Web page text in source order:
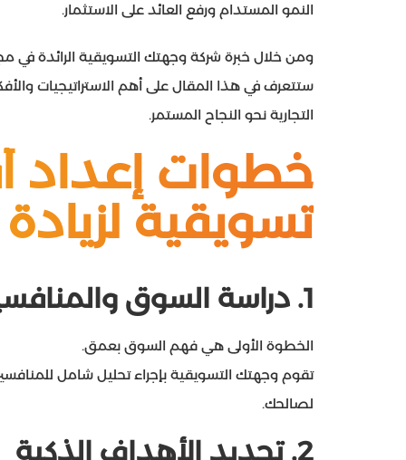
النمو المستدام ورفع العائد على الاستثمار.
ومن خلال خبرة شركة وجهتك التسويقية الرائدة في
ستتعرف في هذا المقال على أهم الاستراتيجيات
التجارية نحو النجاح المستمر.
خطوات
تسويقية
1. دراسة السوق
الخطوة الأولى هي فهم السوق بعمق.
تقوم وجهتك التسويقية بإجراء تحليل شامل
لصالحك.
2. تحديد الأهداف الذكية